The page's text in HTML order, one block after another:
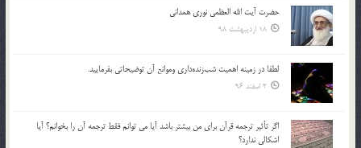
حضرت آیت الله العظمی نوری همدانی
18 اردیبهشت 98
لطفا در زمينه اهميت شب‌زنده‌داري وموانع آن توضيحاتي بفرماييد.
2 اسفند 96
اگر تأثير ترجمه قرآن براي من بيشتر باشد آيا مي توانم فقط ترجمه آن را بخوانم؟ آيا
اشكالي ندارد؟